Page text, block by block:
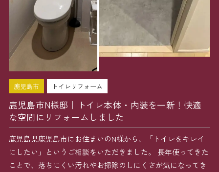
鹿児島市 トイレリフォーム
鹿児島市N様邸｜トイレ本体・内装を一新！快適
な空間にリフォームしました
鹿児島県鹿児島市にお住まいのN様から、「トイレをキレイ
にしたい」というご相談をいただきました。 長年使ってきた
ことで、落ちにくい汚れやお掃除のしにくさが気になってき